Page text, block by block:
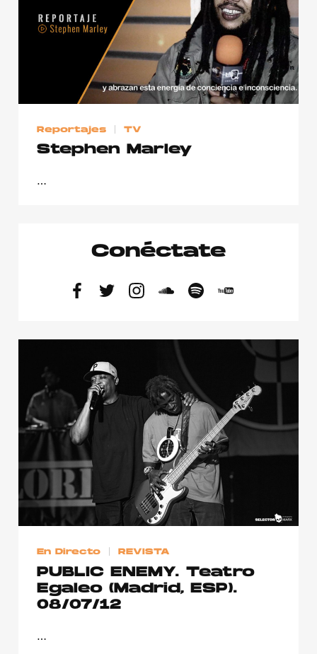
Reportajes TV
Stephen Marley
…
Conéctate
En Directo REVISTA
PUBLIC ENEMY. Teatro
Egaleo (Madrid, ESP).
08/07/12
…